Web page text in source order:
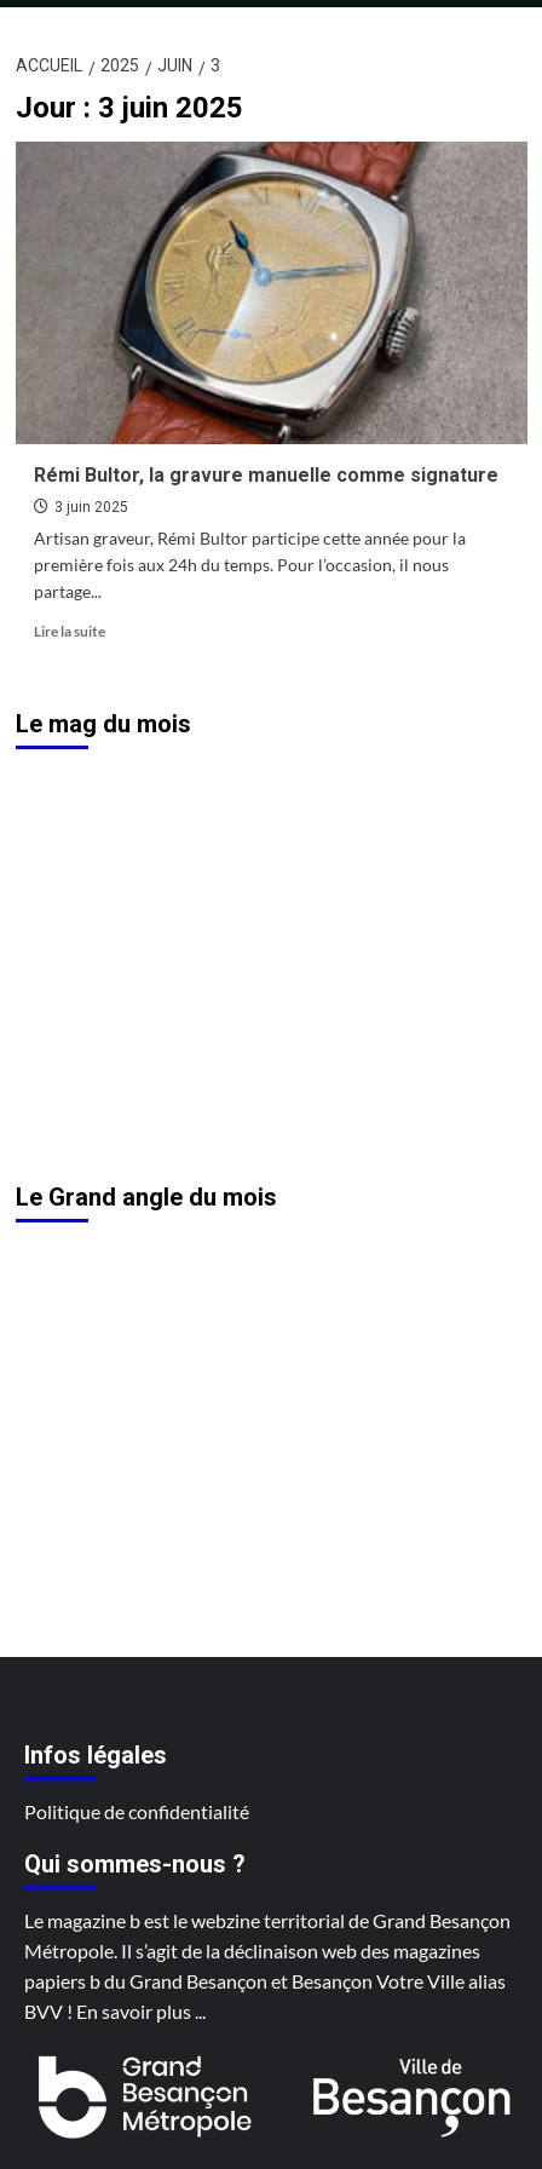
ACCUEIL 2025 JUIN 3
Jour : 3 juin 2025
Rémi Bultor, la gravure manuelle comme signature
3 juin 2025
Artisan graveur, Rémi Bultor participe cette année pour la
première fois aux 24h du temps. Pour l’occasion, il nous
partage...
Lire la suiteEn
Rémi
Le mag du mois
Le Grand angle du mois
Infos légales
Politique de confidentialité
Qui sommes-nous ?
Le magazine b est le webzine territorial de Grand Besançon
Métropole. Il s’agit de la déclinaison web des magazines
papiers b du Grand Besançon et Besançon Votre Ville alias
BVV ! En savoir plus...